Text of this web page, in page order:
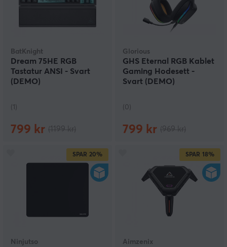
BatKnight
Dream 75HE RGB
Tastatur ANSI - Svart
(DEMO)
(1)
799 kr
Glorious
GHS Eternal RGB Kablet
Gaming Hodesett -
Svart (DEMO)
(0)
799 kr
SPAR 20%
Ninjutso
SPAR 18%
Aimzenix